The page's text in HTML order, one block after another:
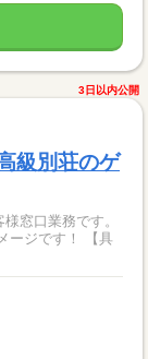
3日以内公開
級別荘のゲ
窓口業務です。